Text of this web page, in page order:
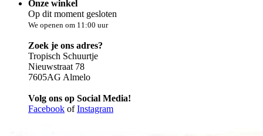
Onze winkel
Op dit moment gesloten
We openen om 11:00 uur
Zoek je ons adres?
Tropisch Schuurtje
Nieuwstraat 78
7605AG Almelo
Volg ons op Social Media!
Facebook ofInstagram